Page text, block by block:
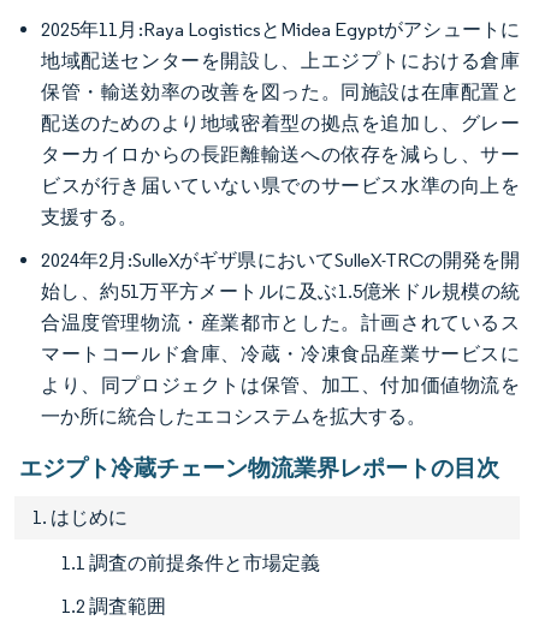
2025年11月:Raya LogisticsとMidea Egyptがアシュートに
地域配送センターを開設し、上エジプトにおける倉庫
保管・輸送効率の改善を図った。同施設は在庫配置と
配送のためのより地域密着型の拠点を追加し、グレー
ターカイロからの長距離輸送への依存を減らし、サー
ビスが行き届いていない県でのサービス水準の向上を
支援する。
2024年2月:SulleXがギザ県においてSulleX-TRCの開発を開
始し、約51万平方メートルに及ぶ1.5億米ドル規模の統
合温度管理物流・産業都市とした。計画されているス
マートコールド倉庫、冷蔵・冷凍食品産業サービスに
より、同プロジェクトは保管、加工、付加価値物流を
一か所に統合したエコシステムを拡大する。
エジプト冷蔵チェーン物流業界レポートの目次
1. はじめに
1.1 調査の前提条件と市場定義
1.2 調査範囲